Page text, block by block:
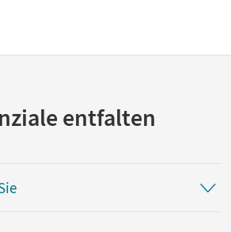
entfalten